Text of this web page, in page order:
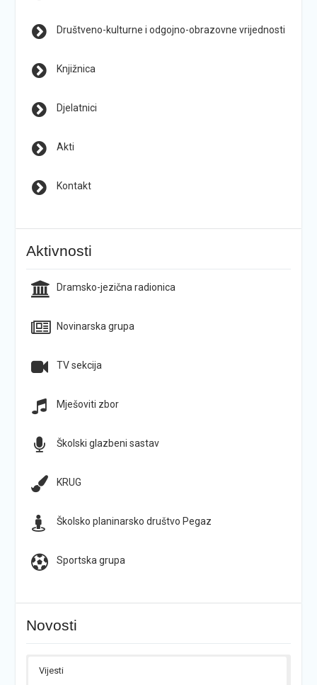
Društveno-kulturne i odgojno-obrazovne vrijednosti
Knjižnica
Djelatnici
Akti
Kontakt
Aktivnosti
Dramsko-jezična radionica
Novinarska grupa
TV sekcija
Mješoviti zbor
Školski glazbeni sastav
KRUG
Školsko planinarsko društvo Pegaz
Sportska grupa
Novosti
Vijesti